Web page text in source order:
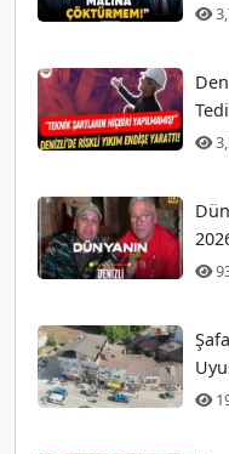
Hiç